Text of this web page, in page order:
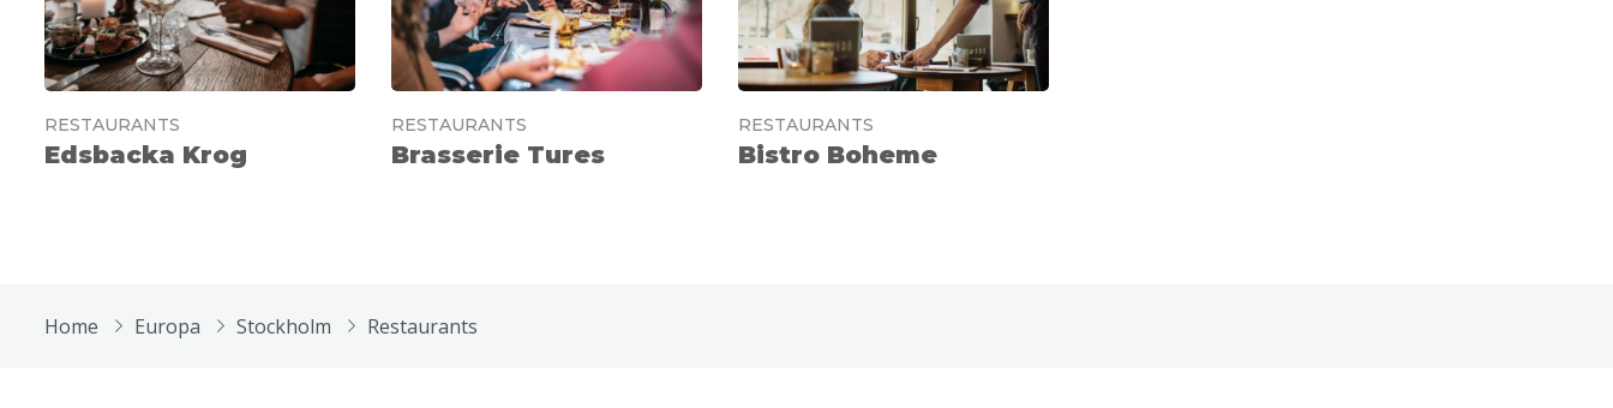
RESTAURANTS
Edsbacka Krog
RESTAURANTS
Brasserie Tures
RESTAURANTS
Bistro Boheme
Home Europa Stockholm Restaurants